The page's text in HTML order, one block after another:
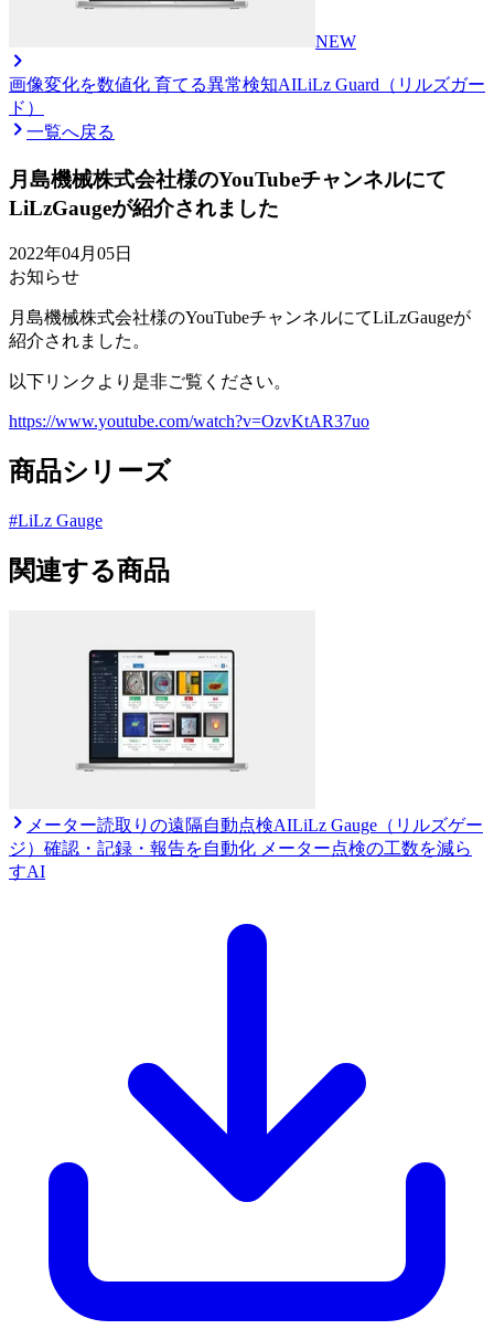
NEW
画像変化を数値化 育てる異常検知AILiLz Guard（リルズガー
ド）
一覧へ戻る
月島機械株式会社様のYouTubeチャンネルにて
LiLzGaugeが紹介されました
2022年04月05日
お知らせ
月島機械株式会社様のYouTubeチャンネルにてLiLzGaugeが
紹介されました。
以下リンクより是非ご覧ください。
https://www.youtube.com/watch?v=OzvKtAR37uo
商品シリーズ
#LiLz Gauge
関連する商品
メーター読取りの遠隔自動点検AILiLz Gauge（リルズゲー
ジ） 確認・記録・報告を自動化 メーター点検の工数を減ら
すAI